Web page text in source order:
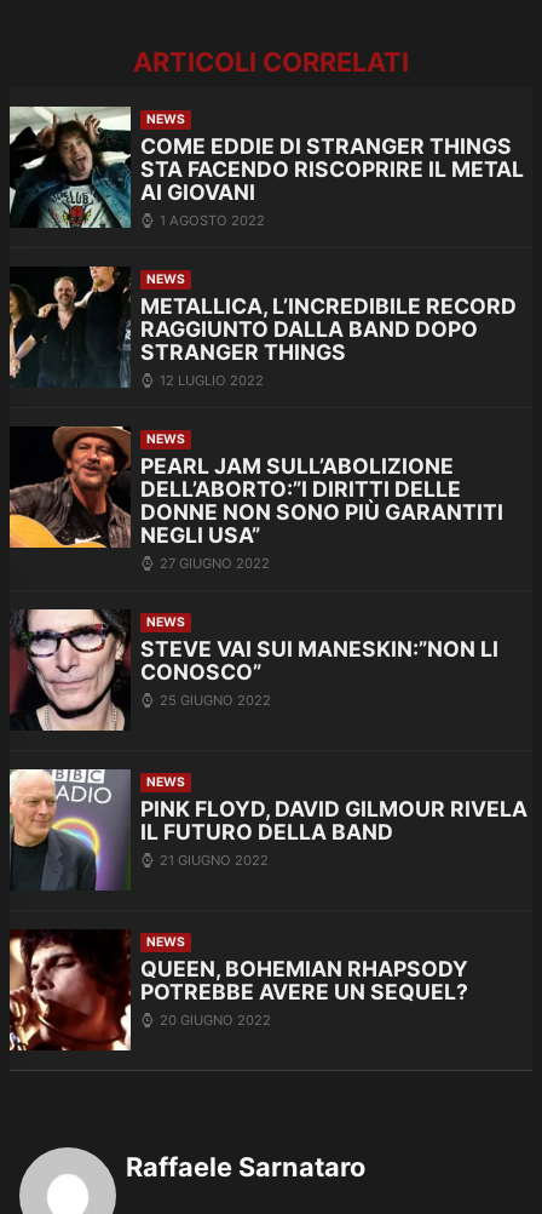
ARTICOLI CORRELATI
NEWS
COME EDDIE DI STRANGER THINGS
STA FACENDO RISCOPRIRE IL METAL
AI GIOVANI
1 AGOSTO 2022
NEWS
METALLICA, L’INCREDIBILE RECORD
RAGGIUNTO DALLA BAND DOPO
STRANGER THINGS
12 LUGLIO 2022
NEWS
PEARL JAM SULL’ABOLIZIONE
DELL’ABORTO:”I DIRITTI DELLE
DONNE NON SONO PIÙ GARANTITI
NEGLI USA”
27 GIUGNO 2022
NEWS
STEVE VAI SUI MANESKIN:”NON LI
CONOSCO”
25 GIUGNO 2022
NEWS
PINK FLOYD, DAVID GILMOUR RIVELA
IL FUTURO DELLA BAND
21 GIUGNO 2022
NEWS
QUEEN, BOHEMIAN RHAPSODY
POTREBBE AVERE UN SEQUEL?
20 GIUGNO 2022
Raffaele Sarnataro